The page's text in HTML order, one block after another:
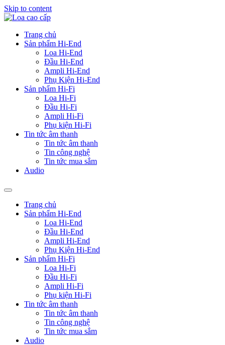
Skip to content
Trang chủ
Sản phẩm Hi-End
Loa Hi-End
Đầu Hi-End
Ampli Hi-End
Phụ Kiện Hi-End
Sản phẩm Hi-Fi
Loa Hi-Fi
Đầu Hi-Fi
Ampli Hi-Fi
Phụ kiện Hi-Fi
Tin tức âm thanh
Tin tức âm thanh
Tin công nghệ
Tin tức mua sắm
Audio
Trang chủ
Sản phẩm Hi-End
Loa Hi-End
Đầu Hi-End
Ampli Hi-End
Phụ Kiện Hi-End
Sản phẩm Hi-Fi
Loa Hi-Fi
Đầu Hi-Fi
Ampli Hi-Fi
Phụ kiện Hi-Fi
Tin tức âm thanh
Tin tức âm thanh
Tin công nghệ
Tin tức mua sắm
Audio